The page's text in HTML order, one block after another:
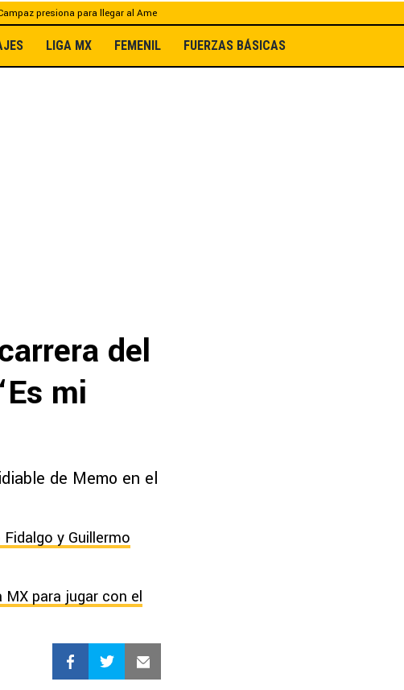
presiona para llegar al Ame
LIGA MX FEMENIL FUERZAS BÁSICAS
del
mi
de Memo en el
y Guillermo
MX para jugar con el